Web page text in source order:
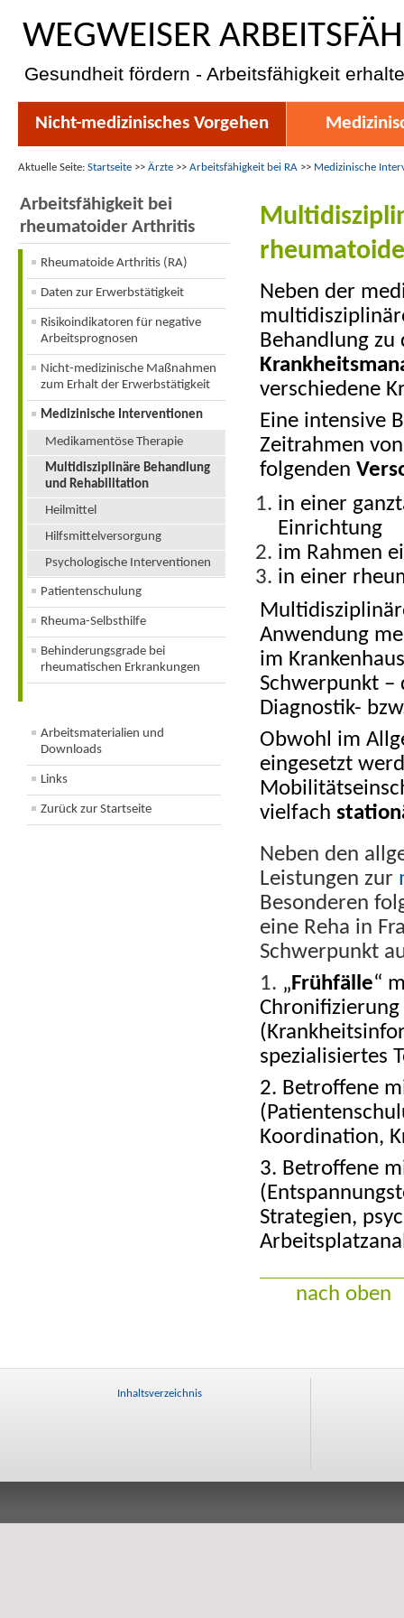
WEGWEISER
Gesundheit fördern - Arbeitsfähigkeit
Nicht-medizinisches Vorgehen
Aktuelle Seite: Startseite >> Ärzte >> Arbeitsfähigkeit bei RA >> Medizinische
Arbeitsfähigkeit bei
rheumatoider Arthritis
Rheumatoide Arthritis (RA)
Daten zur Erwerbstätigkeit
Risikoindikatoren für negative
Arbeitsprognosen
Nicht-medizinische Maßnahmen
zum Erhalt der Erwerbstätigkeit
Medizinische Interventionen
Medikamentöse Therapie
Multidisziplinäre Behandlung
und Rehabilitation
Heilmittel
Hilfsmittelversorgung
Psychologische Interventionen
Patientenschulung
Rheuma-Selbsthilfe
Behinderungsgrade bei
rheumatischen Erkrankungen
Arbeitsmaterialien und
Downloads
Links
Zurück zur Startseite
Neben der
Behandlung
verschiedene
Eine intensive
Zeitrahmen
folgenden
in einer
Einrichtung
im Rahmen
in einer
Anwendung
im
Schwerpunkt
Diagnostik-
Obwohl im
eingesetzt
vielfach
Neben den
Leistungen zur
Besonderen
eine Reha in
Schwerpunkt
1. „Frühfälle“
Chronifizierung
spezialisiertes
2. Betroffene
Koordination,
3. Betroffene
Strategien,
nach oben
Inhaltsverzeichnis